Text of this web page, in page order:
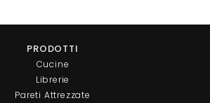
PRODOTTI
Cucine
Librerie
Pareti Attrezzate